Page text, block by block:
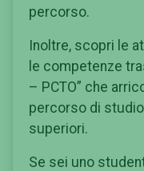
percorso.
Inoltre, scopri le
le competenze
– PCTO” che
percorso di
superiori.
Se sei uno